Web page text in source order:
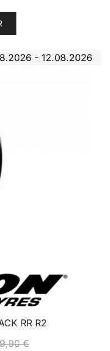
- 12.08.2026
RR R2
€